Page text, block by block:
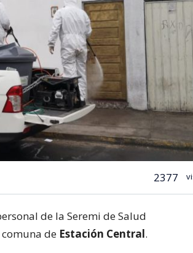
2377
de la Seremi de Salud
de Estación Central.